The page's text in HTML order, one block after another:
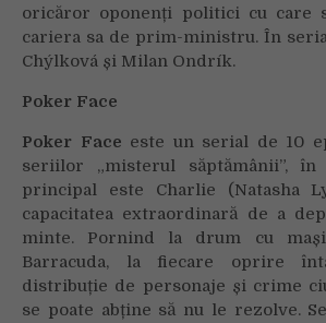
oricăror oponenți politici cu care
cariera sa de prim-ministru. În
Chýlková și Milan Ondrík.
Poker Face
Poker Face este un serial de 10
seriilor „misterul săptămânii”, în
principal este Charlie (Natasha
capacitatea extraordinară de a
minte. Pornind la drum cu
Barracuda, la fiecare oprire
distribuție de personaje și crime
se poate abține să nu le rezolve.